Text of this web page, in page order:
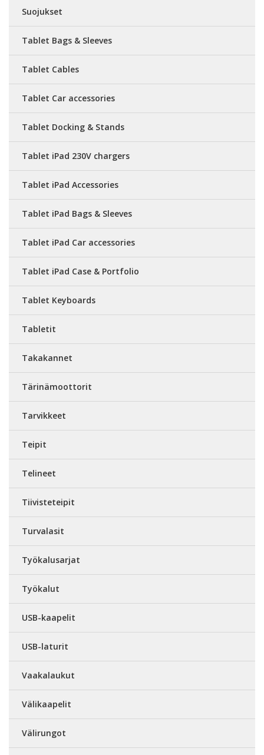
Suojukset
Tablet Bags & Sleeves
Tablet Cables
Tablet Car accessories
Tablet Docking & Stands
Tablet iPad 230V chargers
Tablet iPad Accessories
Tablet iPad Bags & Sleeves
Tablet iPad Car accessories
Tablet iPad Case & Portfolio
Tablet Keyboards
Tabletit
Takakannet
Tärinämoottorit
Tarvikkeet
Teipit
Telineet
Tiivisteteipit
Turvalasit
Työkalusarjat
Työkalut
USB-kaapelit
USB-laturit
Vaakalaukut
Välikaapelit
Välirungot